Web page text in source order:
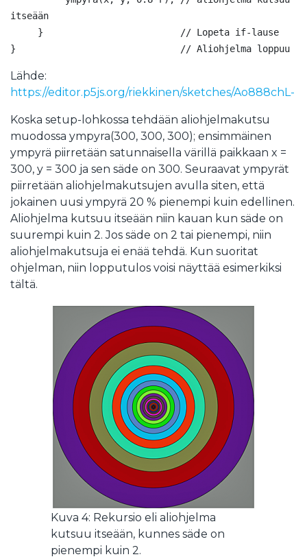
itseään
Lähde:
https://editor.p5js.org/riekkinen/sketches/Ao888chL-
Koska setup-lohkossa tehdään aliohjelmakutsu
muodossa ympyra(300, 300, 300); ensimmäinen
ympyrä piirretään satunnaisella värillä paikkaan x =
300, y = 300 ja sen säde on 300. Seuraavat ympyrät
piirretään aliohjelmakutsujen avulla siten, että
jokainen uusi ympyrä 20 % pienempi kuin edellinen.
Aliohjelma kutsuu itseään niin kauan kun säde on
suurempi kuin 2. Jos säde on 2 tai pienempi, niin
aliohjelmakutsuja ei enää tehdä. Kun suoritat
ohjelman, niin lopputulos voisi näyttää esimerkiksi
tältä.
Kuva 4: Rekursio eli aliohjelma
kutsuu itseään, kunnes säde on
pienempi kuin 2.